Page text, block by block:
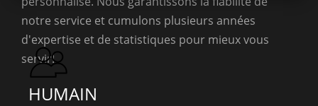
HUMAIN
notre service et cumulons plusieurs années
d'expertise et de statistiques pour mieux vous
servir!